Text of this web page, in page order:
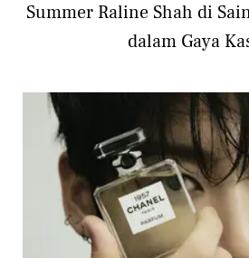
Summer Raline Shah di
dalam Gaya